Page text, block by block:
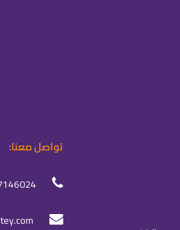
تواصل معنا: